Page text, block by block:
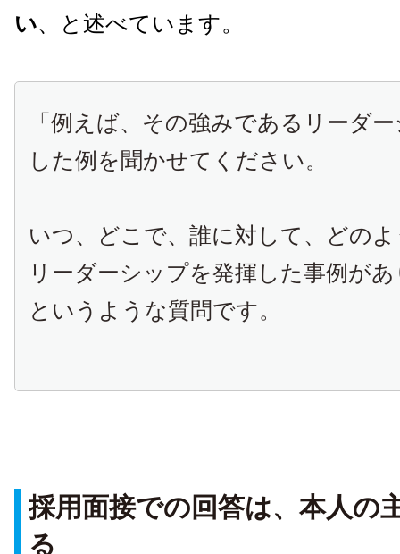
い、と述べています。
「例えば、その強みであるリーダ
した例を聞かせてください。
いつ、どこで、誰に対して、どの
リーダーシップを発揮した事例が
というような質問です。
採用面接での回答は、本人の
る